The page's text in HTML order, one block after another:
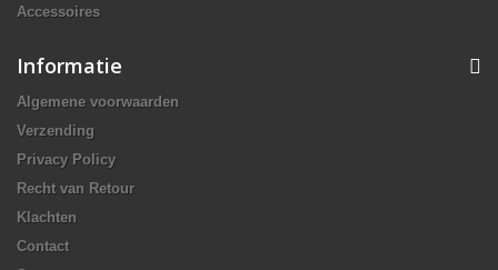
Accessoires
Informatie
Algemene voorwaarden
Verzending
Privacy Policy
Recht van Retour
Klachten
Contact